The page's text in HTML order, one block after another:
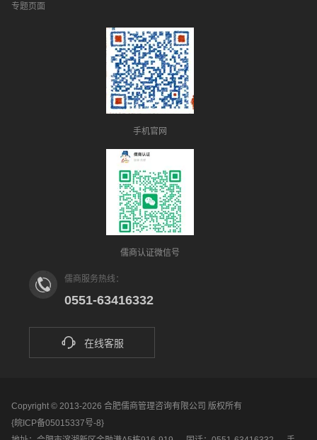
专题页面
手机官网
儒商认证微信号
儒商服务热线：
0551-63416332
在线客服
Copyright © 2013-2026 合肥儒商管理咨询有限公司 版权所有
{皖ICP备05015337号-8}